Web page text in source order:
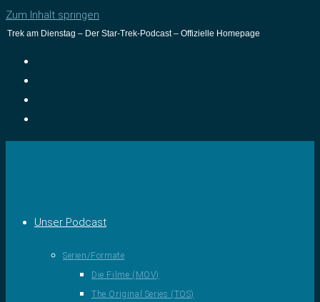
Zum Inhalt springen
Trek am Dienstag – Der Star-Trek-Podcast – Offizielle Homepage
Unser Podcast
Serien/Formate
Die Filme (MOV)
The Original Series (TOS)